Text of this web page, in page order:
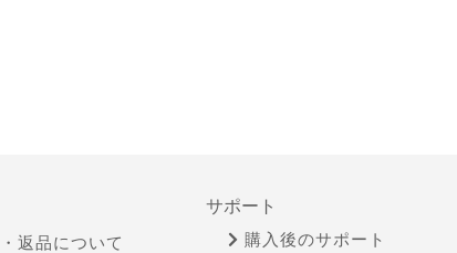
返品について
サポート
購入後のサポート